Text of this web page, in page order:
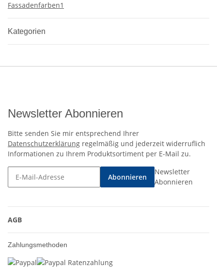
Fassadenfarben1
Kategorien
Newsletter Abonnieren
Bitte senden Sie mir entsprechend Ihrer
Datenschutzerklärung regelmäßig und jederzeit widerruflich
Informationen zu Ihrem Produktsortiment per E-Mail zu.
Abonnieren
Newsletter
Abonnieren
AGB
Zahlungsmethoden